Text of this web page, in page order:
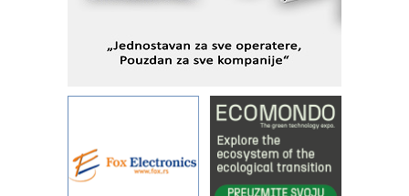
KIP KOP – napredna rešenja za
objekte
Alba d.o.o. – 35 godina preciznosti u
IBeRTIM - oprema za ispitivanje
kontrole kvaliteta
STAUFF – Komponente koje
povećavaju pouzdanost hidrauličkih